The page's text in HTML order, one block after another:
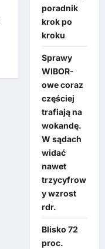
poradnik
krok po
kroku
Sprawy
WIBOR-
owe coraz
częściej
trafiają na
wokandę.
W sądach
widać
nawet
trzycyfrow
y wzrost
rdr.
Blisko 72
proc.